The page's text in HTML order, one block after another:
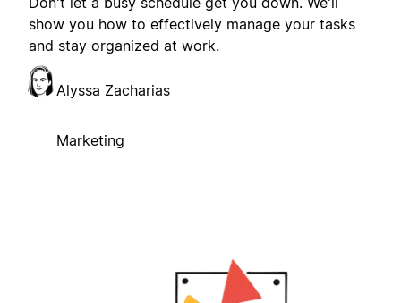
show you how to effectively manage your tasks
and stay organized at work.
Alyssa Zacharias
Marketing